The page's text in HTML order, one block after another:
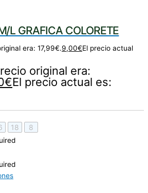
L GRAFICA COLORETE
era: 17,99€.9,00€El precio actual
original era:
€El precio actual es:
18 8